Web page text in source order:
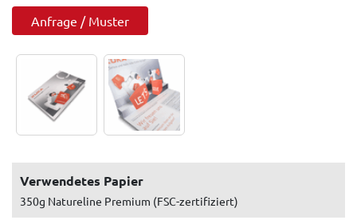
Anfrage / Muster
Verwendetes Papier
350g Natureline Premium (FSC-zertifiziert)